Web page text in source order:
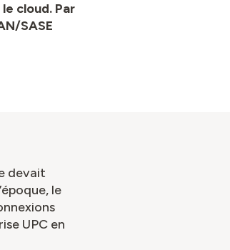
cloud. Par
SASE
devait
le
UPC en